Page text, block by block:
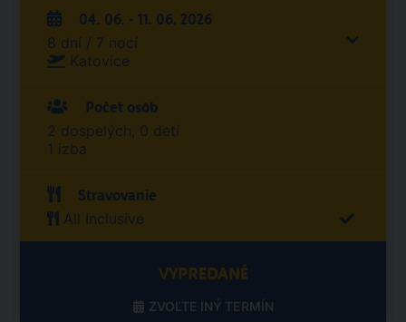
04. 06. - 11. 06. 2026
8 dní / 7 nocí
Katovice
Počet osôb
2 dospelých, 0 detí
1 izba
Stravovanie
All Inclusive
VYPREDANÉ
ZVOĽTE INÝ TERMÍN